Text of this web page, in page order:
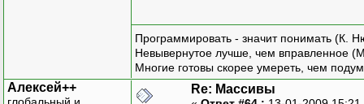
Программировать - значит понимать (К.
Невывернутое лучше, чем вправленное
Многие готовы скорее умереть, чем
Алексей++
глобальный и
Re: Массивы